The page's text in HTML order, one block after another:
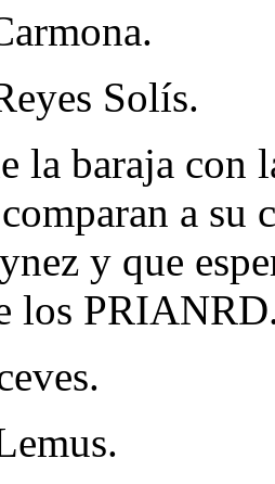
Solís.
la baraja con
a su
y que
los